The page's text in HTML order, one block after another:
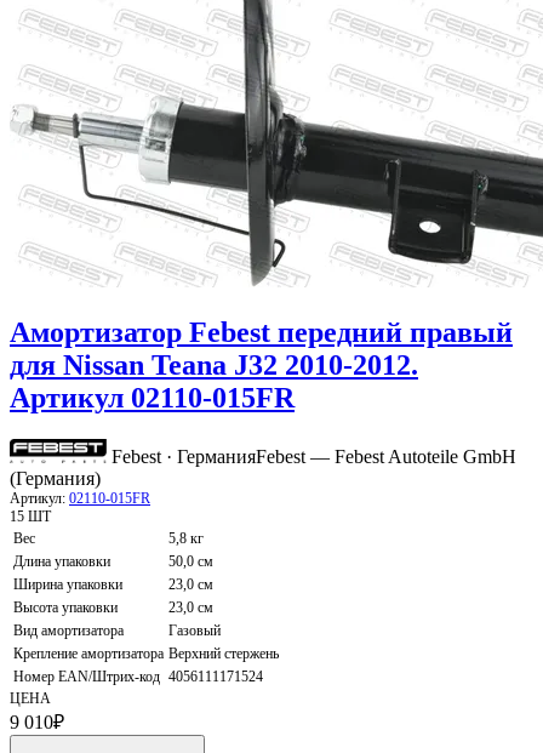
Амортизатор Febest передний правый
для Nissan Teana J32 2010-2012.
Артикул 02110-015FR
Febest · ГерманияFebest — Febest Autoteile GmbH
(Германия)
Артикул: 02110-015FR
15 ШТ
Вес
5,8 кг
Длина упаковки
50,0 см
Ширина упаковки
23,0 см
Высота упаковки
23,0 см
Вид амортизатора
Газовый
Крепление амортизатора Верхний стержень
Номер EAN/Штрих-код 4056111171524
ЦЕНА
9 010₽